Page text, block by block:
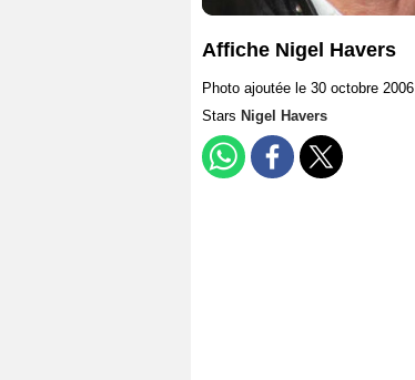
Affiche Nigel Havers
Photo ajoutée le 30 octobre 2006
Stars Nigel Havers